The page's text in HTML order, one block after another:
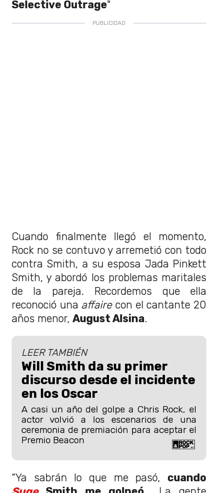
Selective Outrage"
Cuando finalmente llegó el momento,
Rock no se contuvo y arremetió con todo
contra Smith, a su esposa Jada Pinkett
Smith, y abordó los problemas maritales
de la pareja. Recordemos que ella
reconoció una affairecon el cantante 20
años menor, August Alsina.
LEER TAMBIÉN
Will Smith da su primer
discurso desde el incidente
en los Oscar
A casi un año del golpe a Chris Rock, el
actor volvió a los escenarios de una
ceremonia de premiación para aceptar el
Premio Beacon
“Ya sabrán lo que me pasó, cuando